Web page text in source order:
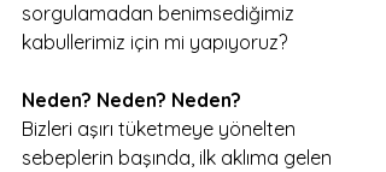
sorgulamadan benimsediğimiz
kabullerimiz için mi yapıyoruz?
Neden? Neden? Neden?
Bizleri aşırı tüketmeye yönelten
sebeplerin başında, ilk aklıma gelen